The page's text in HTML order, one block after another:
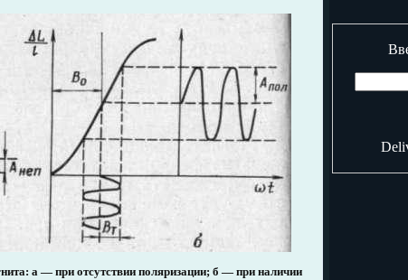
а — при отсутствии поляризации; б — при наличии